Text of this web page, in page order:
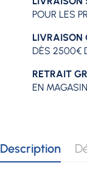
POUR LES
LIVRAISON
DÈS 2500€
RETRAIT
EN MAGASIN
Description